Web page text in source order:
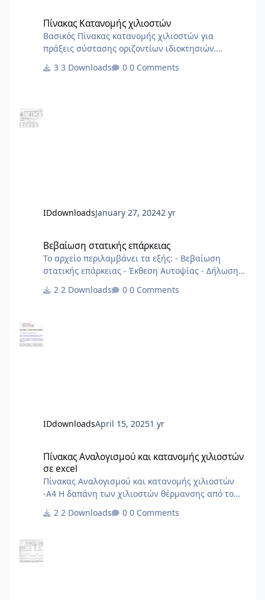
Πίνακας Κατανομής χιλιοστών
Βασικός Πίνακας κατανομής χιλιοστών για
πράξεις σύστασης οριζοντίων ιδιοκτησιών.
δικό σας
3 Downloads 0 Comments
IDdownloadsJanuary 27, 20242 yr
Βεβαίωση στατικής επάρκειας
Το αρχείο περιλαμβάνει τα εξής: - Βεβαίωση
στατικής επάρκειας - Έκθεση Αυτοψίας - Δήλωση
2 Downloads 0 Comments
IDdownloadsApril 15, 20251 yr
Πίνακας Αναλογισμού και κατανομής χιλιοστών
σε excel
Πίνακας Αναλογισμού και κατανομής χιλιοστών
-Α4 Η δαπάνη των χιλιοστών θέρμανσης από το
αλλά με δύο συντελεστές, έναν για την χρέωση με
2 Downloads 0 Comments